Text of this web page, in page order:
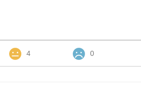
4 0